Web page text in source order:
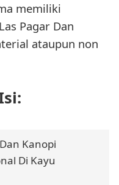
memiliki
Pagar Dan
ataupun non
Kanopi
Di Kayu